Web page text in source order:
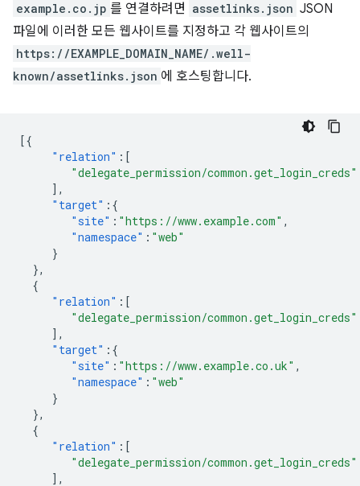
example.co.jp 를 연결하려면 assetlinks.json JSON
파일에 이러한 모든 웹사이트를 지정하고 각 웹사이트의
https://EXAMPLE_DOMAIN_NAME/.well-
known/assetlinks.json 에 호스팅합니다.
[{
"relation" :[
"delegate_permission/common.get_login_creds"
],
"target" :{
"site" : "https://www.example.com" ,
"namespace" : "web"
}
},
{
"relation" :[
"delegate_permission/common.get_login_creds"
],
"target" :{
"site" : "https://www.example.co.uk" ,
"namespace" : "web"
}
},
{
"relation" :[
"delegate_permission/common.get_login_creds"
],